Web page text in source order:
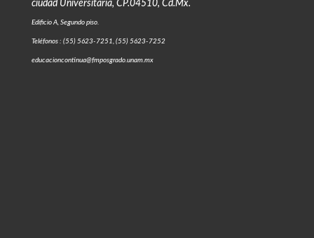
ciudad Universitaria, CP.04510, Cd.Mx.
Edificio A, Segundo piso.
Teléfonos : (55) 5623-7251, (55) 5623-7252
educacioncontinua@fmposgrado.unam.mx